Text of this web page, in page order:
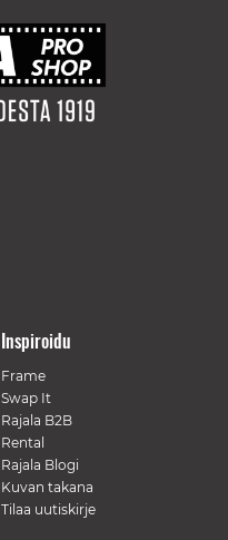
Inspiroidu
Frame
Swap It
Rajala B2B
Rental
Rajala Blogi
Kuvan takana
Tilaa uutiskirje